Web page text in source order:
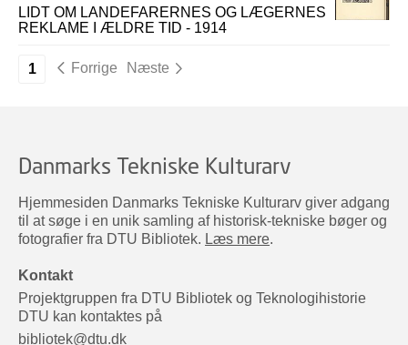
Museum)
LIDT OM LANDEFARERNES OG LÆGERNES
REKLAME I ÆLDRE TID - 1914
1 Forrige Næste
Danmarks Tekniske Kulturarv
Hjemmesiden Danmarks Tekniske Kulturarv giver adgang
til at søge i en unik samling af historisk-tekniske bøger og
fotografier fra DTU Bibliotek. Læs mere.
Kontakt
Projektgruppen fra DTU Bibliotek og Teknologihistorie
DTU kan kontaktes på
bibliotek@dtu.dk